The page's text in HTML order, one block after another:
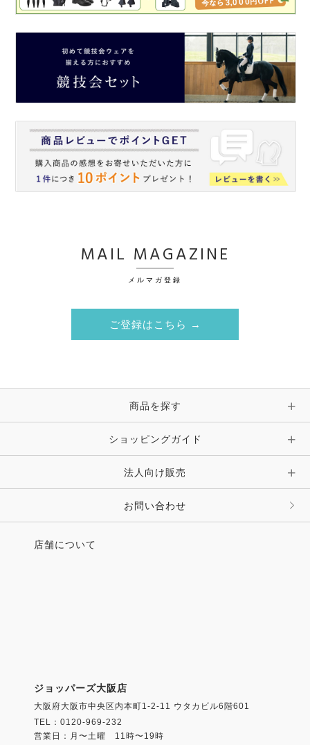
MAIL MAGAZINE
メルマガ登録
ご登録はこちら →
商品を探す
ショッピングガイド
法人向け販売
お問い合わせ
店舗について
ジョッパーズ大阪店
大阪府大阪市中央区内本町1-2-11 ウタカビル6階601
TEL：0120-969-232
営業日：月〜土曜 11時〜19時